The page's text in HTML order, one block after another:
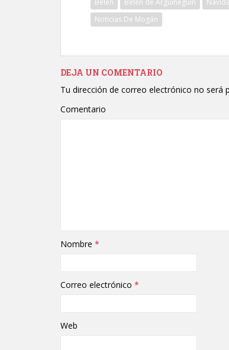
Noticias De Mogán
DEJA UN COMENTARIO
Tu dirección de correo electrónico no será
Comentario
Nombre *
Correo electrónico *
Web